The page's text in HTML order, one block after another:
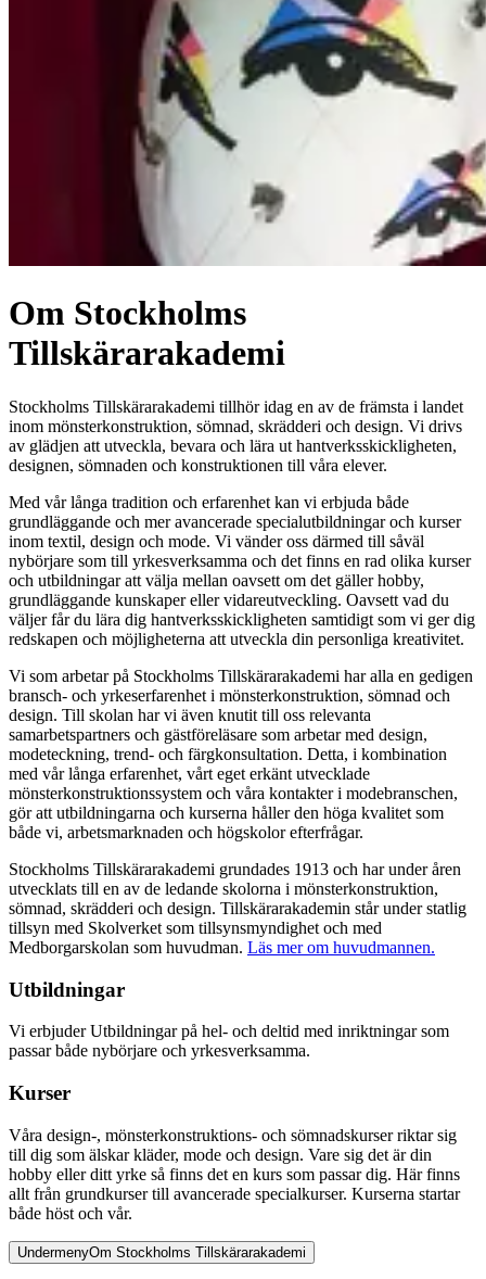
Om Stockholms
Tillskärarakademi
Stockholms Tillskärarakademi tillhör idag en av de främsta i landet
inom mönsterkonstruktion, sömnad, skrädderi och design. Vi drivs
av glädjen att utveckla, bevara och lära ut hantverksskickligheten,
designen, sömnaden och konstruktionen till våra elever.
Med vår långa tradition och erfarenhet kan vi erbjuda både
grundläggande och mer avancerade specialutbildningar och kurser
inom textil, design och mode. Vi vänder oss därmed till såväl
nybörjare som till yrkesverksamma och det finns en rad olika kurser
och utbildningar att välja mellan oavsett om det gäller hobby,
grundläggande kunskaper eller vidareutveckling. Oavsett vad du
väljer får du lära dig hantverksskickligheten samtidigt som vi ger dig
redskapen och möjligheterna att utveckla din personliga kreativitet.
Vi som arbetar på Stockholms Tillskärarakademi har alla en gedigen
bransch- och yrkeserfarenhet i mönsterkonstruktion, sömnad och
design. Till skolan har vi även knutit till oss relevanta
samarbetspartners och gästföreläsare som arbetar med design,
modeteckning, trend- och färgkonsultation. Detta, i kombination
med vår långa erfarenhet, vårt eget erkänt utvecklade
mönsterkonstruktionssystem och våra kontakter i modebranschen,
gör att utbildningarna och kurserna håller den höga kvalitet som
både vi, arbetsmarknaden och högskolor efterfrågar.
Stockholms Tillskärarakademi grundades 1913 och har under åren
utvecklats till en av de ledande skolorna i mönsterkonstruktion,
sömnad, skrädderi och design. Tillskärarakademin står under statlig
tillsyn med Skolverket som tillsynsmyndighet och med
Medborgarskolan som huvudman. Läs mer om huvudmannen.
Utbildningar
Vi erbjuder Utbildningar på hel- och deltid med inriktningar som
passar både nybörjare och yrkesverksamma.
Kurser
Våra design-, mönsterkonstruktions- och sömnadskurser riktar sig
till dig som älskar kläder, mode och design. Vare sig det är din
hobby eller ditt yrke så finns det en kurs som passar dig. Här finns
allt från grundkurser till avancerade specialkurser. Kurserna startar
både höst och vår.
UndermenyOm Stockholms Tillskärarakademi